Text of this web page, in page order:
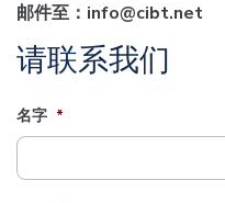
邮件至： info@cibt.net
请联系我们
名字 *